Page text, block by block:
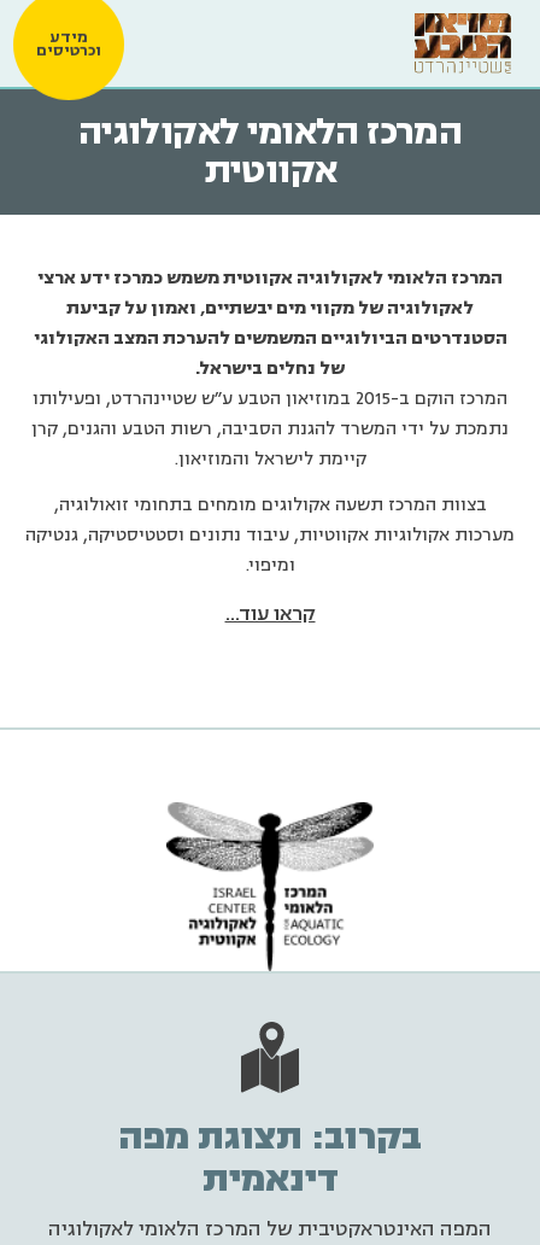
מידע
וכרטיסים
המרכז הלאומי לאקולוגיה
אקווטית
המרכז הלאומי לאקולוגיה אקווטית משמש כמרכז ידע ארצי
לאקולוגיה של מקווי מים יבשתיים, ואמון על קביעת
הסטנדרטים הביולוגיים המשמשים להערכת המצב האקולוגי
של נחלים בישראל.
המרכז הוקם ב-2015 במוזיאון הטבע ע"ש שטיינהרדט, ופעילותו
נתמכת על ידי המשרד להגנת הסביבה, רשות הטבע והגנים, קרן
קיימת לישראל והמוזיאון.
בצוות המרכז תשעה אקולוגים מומחים בתחומי זואולוגיה,
מערכות אקולוגיות אקווטיות, עיבוד נתונים וסטטיסטיקה, גנטיקה
ומיפוי.
קראו עוד...
בקרוב: תצוגת מפה
דינאמית
המפה האינטראקטיבית של המרכז הלאומי לאקולוגיה